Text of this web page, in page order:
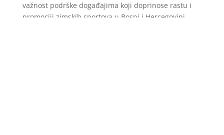
važnost podrške događajima koji doprinose rastu i
promociji zimskih sportova u Bosni i Hercegovini.